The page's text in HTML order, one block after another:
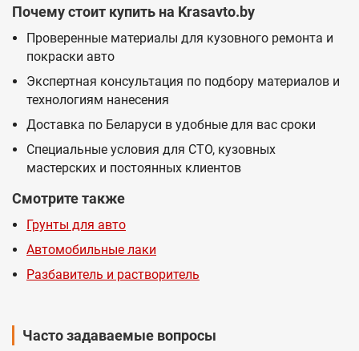
Почему стоит купить на Krasavto.by
Проверенные материалы для кузовного ремонта и
покраски авто
Экспертная консультация по подбору материалов и
технологиям нанесения
Доставка по Беларуси в удобные для вас сроки
Специальные условия для СТО, кузовных
мастерских и постоянных клиентов
Смотрите также
Грунты для авто
Автомобильные лаки
Разбавитель и растворитель
Часто задаваемые вопросы